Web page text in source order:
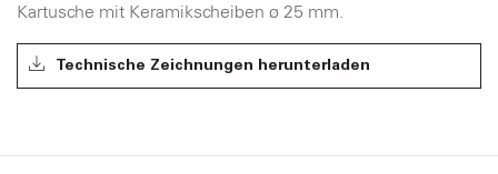
Kartusche mit Keramikscheiben ø 25 mm.
Technische Zeichnungen herunterladen